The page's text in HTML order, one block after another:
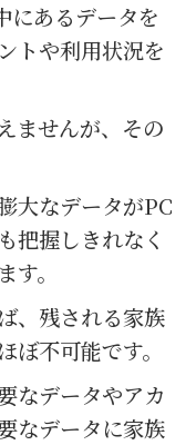
にあるデータを
トや利用状況を
ませんが、その
大なデータがPC
把握しきれなく
。
、残される家族
不可能です。
なデータやアカ
なデータに家族